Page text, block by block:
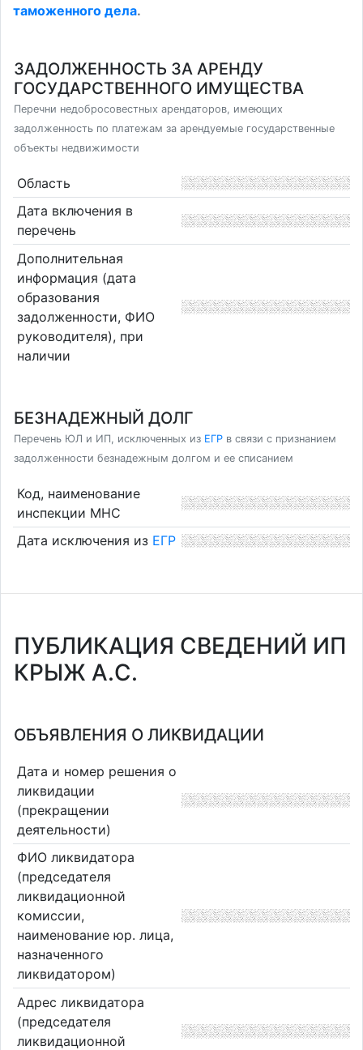
таможенного дела.
ЗАДОЛЖЕННОСТЬ ЗА АРЕНДУ
ГОСУДАРСТВЕННОГО ИМУЩЕСТВА
Перечни недобросовестных арендаторов, имеющих
задолженность по платежам за арендуемые государственные
объекты недвижимости
Область
Дата включения в
перечень
Дополнительная
информация (дата
образования
задолженности, ФИО
руководителя), при
наличии
БЕЗНАДЕЖНЫЙ ДОЛГ
Перечень ЮЛ и ИП, исключенных из ЕГР в связи с признанием
задолженности безнадежным долгом и ее списанием
Код, наименование
инспекции МНС
Дата исключения из ЕГР
ПУБЛИКАЦИЯ СВЕДЕНИЙ ИП
КРЫЖ А.С.
ОБЪЯВЛЕНИЯ О ЛИКВИДАЦИИ
Дата и номер решения о
ликвидации
(прекращении
деятельности)
ФИО ликвидатора
(председателя
ликвидационной
комиссии,
наименование юр. лица,
назначенного
ликвидатором)
Адрес ликвидатора
(председателя
ликвидационной